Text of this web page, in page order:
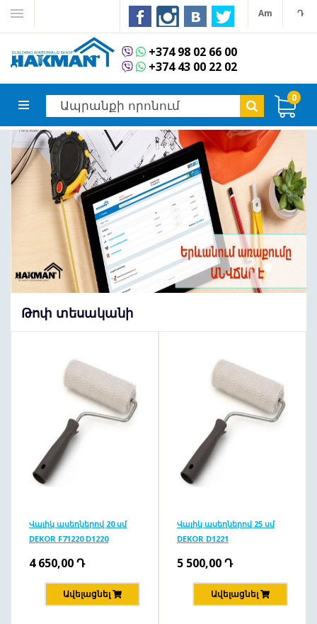
Am Դ
+374 98 02 66 00
+374 43 00 22 02
0
Թոփ տեսականի
Վալիկ ասեղներով 20 սմ
DEKOR F71220 D1220
4 650,00Դ
Ավելացնել
Վալիկ ասեղներով 25 սմ
DEKOR D1221
5 500,00Դ
Ավելացնել